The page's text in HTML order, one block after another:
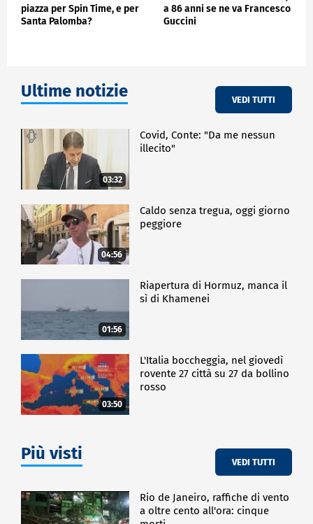
piazza per Spin Time, e per
Santa Palomba?
a 86 anni se ne va Francesco
Guccini
Ultime notizie VEDI TUTTI
03:32
Covid, Conte: "Da me nessun
illecito"
04:56
Caldo senza tregua, oggi giorno
peggiore
01:56
Riapertura di Hormuz, manca il
sì di Khamenei
03:50
L'Italia boccheggia, nel giovedì
rovente 27 città su 27 da bollino
rosso
Più visti VEDI TUTTI
Rio de Janeiro, raffiche di vento
a oltre cento all'ora: cinque